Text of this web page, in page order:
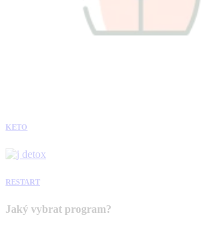
KETO
RESTART
Jaký vybrat program?